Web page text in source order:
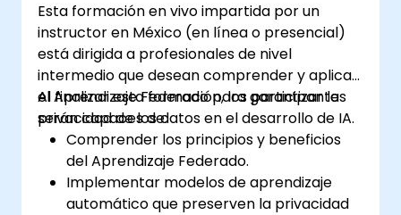
Esta formación en vivo impartida por un
instructor en México (en línea o presencial)
está dirigida a profesionales de nivel
intermedio que desean comprender y aplicar
el Aprendizaje Federado para garantizar la
privacidad de los datos en el desarrollo de IA.
Al finalizar esta formación, los participantes
serán capaces de:
Comprender los principios y beneficios
del Aprendizaje Federado.
Implementar modelos de aprendizaje
automático que preserven la privacidad